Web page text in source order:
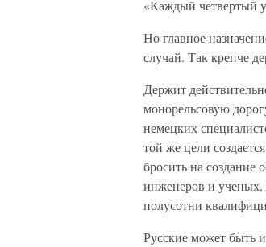
«Каждый
Но главное
случай. Так крепче
Держит
монорельсовую
немецких
той же цели
бросить на создание
инженеров и
полусотни
Русские может быть